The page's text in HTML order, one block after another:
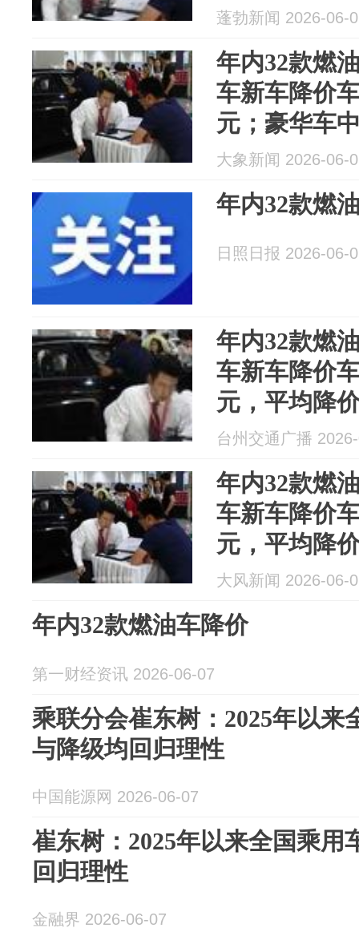
蓬勃新闻 2026-06-
年内32款燃
车新车降价
元；豪华车
马X2（进口
大象新闻 2026-06-
年内32款燃
日照日报 2026-06-
年内32款燃
车新车降价
元，平均降
台州交通广播
年内32款燃
车新车降价
元，平均降
大风新闻 2026-06-
年内32款燃油车降价
第一财经资讯 2026-06-07
乘联分会崔东树：2025年以来
与降级均回归理性
中国能源网 2026-06-07
崔东树：2025年以来全国乘用
回归理性
金融界 2026-06-07